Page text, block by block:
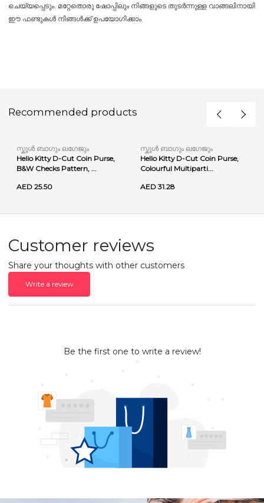
ചെയ്യപ്പെടും. മറ്റേതൊരു ഷോപ്പിലും നിങ്ങളുടെ തുടർന്നുള്ള വാങ്ങലിനായി
ഈ ഫണ്ടുകൾ നിങ്ങൾക്ക് ഉപയോഗിക്കാം.
Recommended products
സ്കൂൾ ബാഗും ലഗേജും
Hello Kitty D-Cut Coin Purse,
B&W Checks Pattern, ...
AED 25.50
സ്കൂൾ ബാഗും ലഗേജും
Hello Kitty D-Cut Coin Purse,
Colourful Multiparti...
AED 31.28
Customer reviews
Share your thoughts with other customers
Write a review
Be the first one to write a review!